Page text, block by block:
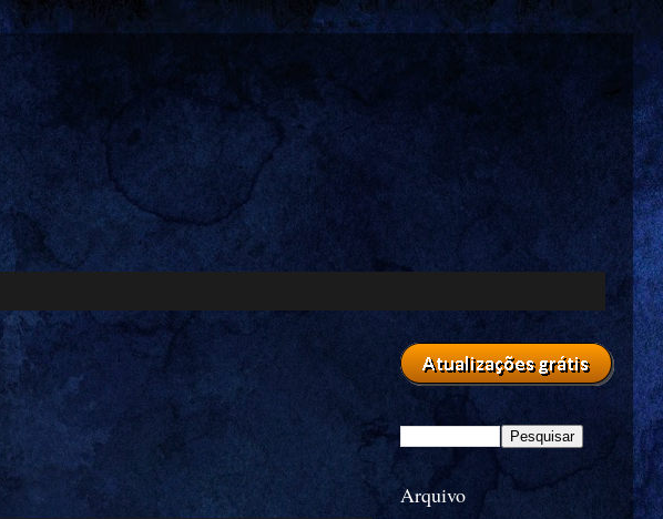
Arquivo